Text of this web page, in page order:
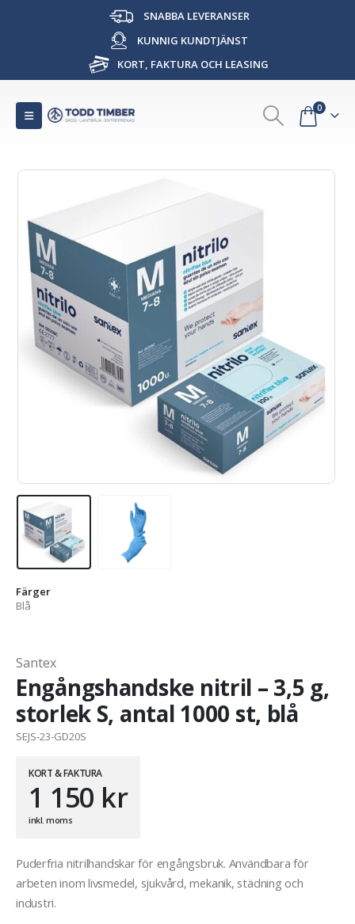
SNABBA LEVERANSER
KUNNIG KUNDTJÄNST
KORT, FAKTURA OCH LEASING
0
Färger
Blå
Santex
Engångshandske nitril – 3,5 g,
storlek S, antal 1000 st, blå
SEJS-23-GD20S
KORT & FAKTURA
1 150 kr
inkl. moms
Puderfria nitrilhandskar för engångsbruk. Användbara för
arbeten inom livsmedel, sjukvård, mekanik, städning och
industri.